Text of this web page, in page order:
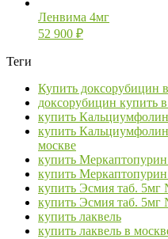
Ленвима 4мг
52 900 ₽
Теги
Купить доксорубицин
доксорубицин купить
купить
купить
москве
купить
купить
купить Эсмия таб. 5мг
купить Эсмия таб. 5мг
купить лаквель
купить лаквель в